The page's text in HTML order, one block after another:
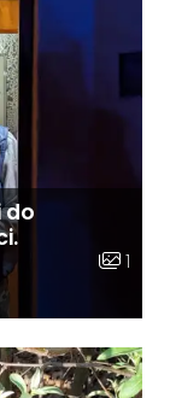
do
Liczba
1